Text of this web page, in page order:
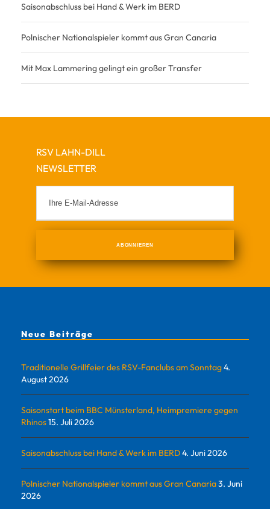
Saisonabschluss bei Hand & Werk im BERD
Polnischer Nationalspieler kommt aus Gran Canaria
Mit Max Lammering gelingt ein großer Transfer
RSV LAHN-DILL
NEWSLETTER
Neue Beiträge
Traditionelle Grillfeier des RSV-Fanclubs am Sonntag4.
August 2026
Saisonstart beim BBC Münsterland, Heimpremiere gegen
Rhinos15. Juli 2026
Saisonabschluss bei Hand & Werk im BERD4. Juni 2026
Polnischer Nationalspieler kommt aus Gran Canaria3. Juni
2026